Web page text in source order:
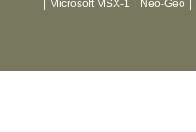
Microsoft MSX-1 Neo-Geo